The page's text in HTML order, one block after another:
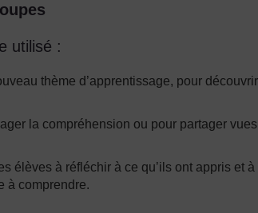
utilisé :
thème d’apprentissage, pour
la compréhension ou pour partager
élèves à réfléchir à ce qu’ils ont appris et
à comprendre.